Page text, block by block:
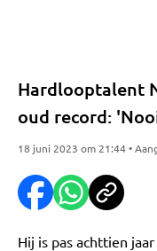
Hardlooptalent
oud record:
18 juni 2023 om 21:44 •
Hij is pas achttien